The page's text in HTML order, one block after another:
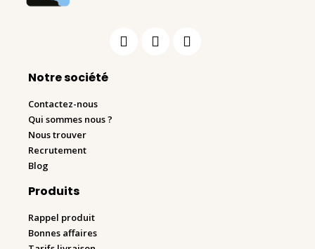
Notre société
Contactez-nous
Qui sommes nous ?
Nous trouver
Recrutement
Blog
Produits
Rappel produit
Bonnes affaires